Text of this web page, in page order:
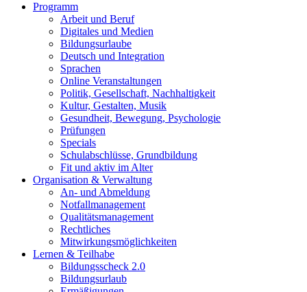
Programm
Arbeit und Beruf
Digitales und Medien
Bildungsurlaube
Deutsch und Integration
Sprachen
Online Veranstaltungen
Politik, Gesellschaft, Nachhaltigkeit
Kultur, Gestalten, Musik
Gesundheit, Bewegung, Psychologie
Prüfungen
Specials
Schulabschlüsse, Grundbildung
Fit und aktiv im Alter
Organisation & Verwaltung
An- und Abmeldung
Notfallmanagement
Qualitätsmanagement
Rechtliches
Mitwirkungsmöglichkeiten
Lernen & Teilhabe
Bildungsscheck 2.0
Bildungsurlaub